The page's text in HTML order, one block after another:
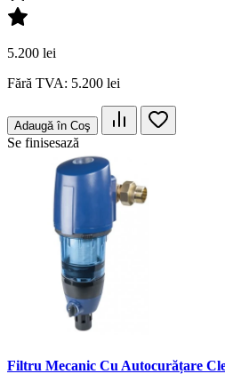
5.200 lei
Fără TVA: 5.200 lei
Adaugă în Coş
Se finisesază
Filtru Mecanic Cu Autocurățare